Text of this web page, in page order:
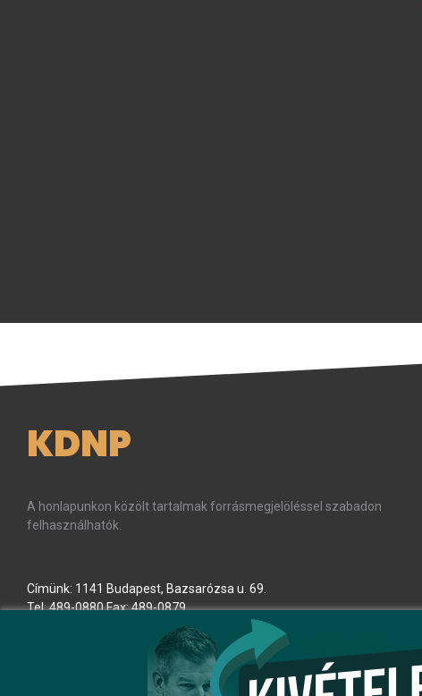
KDNP
A honlapunkon közölt tartalmak forrásmegjelöléssel szabadon
felhasználhatók.
Címünk: 1141 Budapest, Bazsarózsa u. 69.
Tel: 489-0880 Fax: 489-0879
hu(kdnp[at]kdnp[dot]hu)
Minden jog fenntartva! © KDNP